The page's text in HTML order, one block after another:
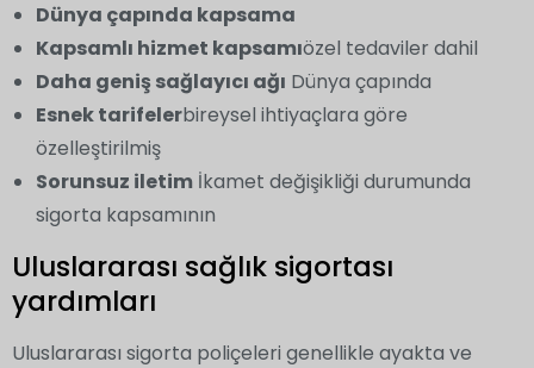
Dünya çapında kapsama
Kapsamlı hizmet kapsamıözel tedaviler dahil
Daha geniş sağlayıcı ağı Dünya çapında
Esnek tarifelerbireysel ihtiyaçlara göre
özelleştirilmiş
Sorunsuz iletim İkamet değişikliği durumunda
sigorta kapsamının
Uluslararası sağlık sigortası
yardımları
Uluslararası sigorta poliçeleri genellikle ayakta ve